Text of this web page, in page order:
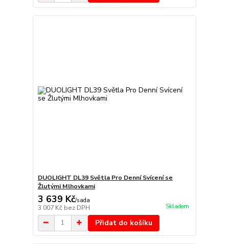
DUOLIGHT DL39 Světla Pro Denní Svícení se
Žlutými Mlhovkami
3 639 Kč/sada
3 007 Kč bez DPH Skladem
Přidat do košíku